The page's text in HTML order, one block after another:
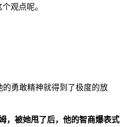
观点呢。
勇敢精神就得到了极度的放
，被她甩了后，他的智商爆表式